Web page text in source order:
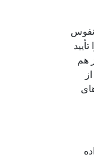
سرشماری نفوس
هزار واحد مسکونی را تأیید
هم